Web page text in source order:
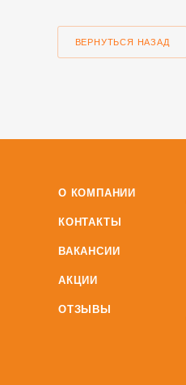
ВЕРНУТЬСЯ НАЗАД
О КОМПАНИИ
КОНТАКТЫ
ВАКАНСИИ
АКЦИИ
ОТЗЫВЫ